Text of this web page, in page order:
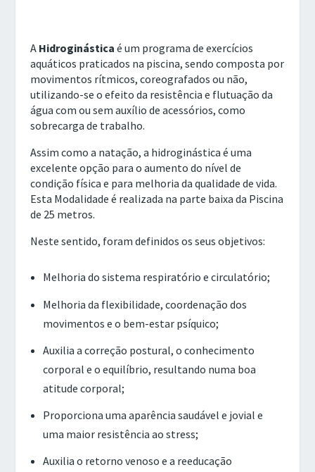
A Hidroginástica é um programa de exercícios
aquáticos praticados na piscina, sendo composta por
movimentos rítmicos, coreografados ou não,
utilizando-se o efeito da resistência e flutuação da
água com ou sem auxílio de acessórios, como
sobrecarga de trabalho.
Assim como a natação, a hidroginástica é uma
excelente opção para o aumento do nível de
condição física e para melhoria da qualidade de vida.
Esta Modalidade é realizada na parte baixa da Piscina
de 25 metros.
Neste sentido, foram definidos os seus objetivos:
Melhoria do sistema respiratório e circulatório;
Melhoria da flexibilidade, coordenação dos
movimentos e o bem-estar psíquico;
Auxilia a correção postural, o conhecimento
corporal e o equilíbrio, resultando numa boa
atitude corporal;
Proporciona uma aparência saudável e jovial e
uma maior resistência ao stress;
Auxilia o retorno venoso e a reeducação